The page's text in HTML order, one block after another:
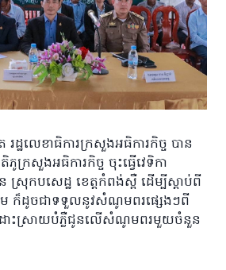
ដ្ឋលេខាធិការក្រសួងអធិការកិច្ច បាន
រសួងអធិការកិច្ច ចុះធ្វើវេទិកា
រុកបសេដ្ឋ ខេត្តកំពង់ស្ពឺ ដើម្បីស្តាប់ពី
ម ក៏ដូចជាទទួលនូវសំណូមពរផ្សេងៗពី
ដោះស្រាយបំភ្លឺជូនលេីសំណូមពរមួយចំនួន